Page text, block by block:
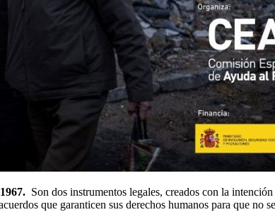
Son dos instrumentos legales, creados con la
que garanticen sus derechos humanos para que no